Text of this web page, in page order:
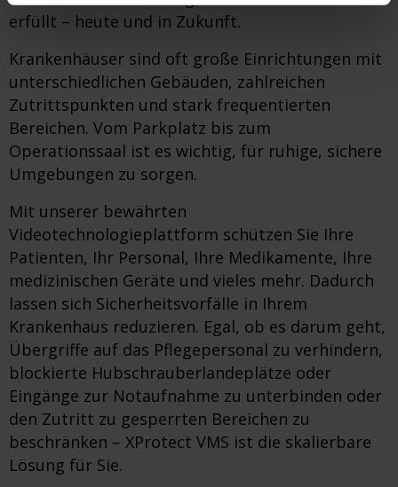
erfüllt – heute und in Zukunft.
Krankenhäuser sind oft große Einrichtungen mit
unterschiedlichen Gebäuden, zahlreichen
Zutrittspunkten und stark frequentierten
Bereichen. Vom Parkplatz bis zum
Operationssaal ist es wichtig, für ruhige, sichere
Umgebungen zu sorgen.
Mit unserer bewährten
Videotechnologieplattform schützen Sie Ihre
Patienten, Ihr Personal, Ihre Medikamente, Ihre
medizinischen Geräte und vieles mehr. Dadurch
lassen sich Sicherheitsvorfälle in Ihrem
Krankenhaus reduzieren. Egal, ob es darum geht,
Übergriffe auf das Pflegepersonal zu verhindern,
blockierte Hubschrauberlandeplätze oder
Eingänge zur Notaufnahme zu unterbinden oder
den Zutritt zu gesperrten Bereichen zu
beschränken – XProtect VMS ist die skalierbare
Lösung für Sie.